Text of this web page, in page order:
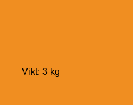
Vikt: 3 kg